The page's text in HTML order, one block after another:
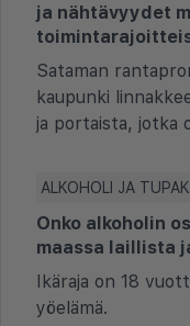
ja nähtävyydet
Sataman
kaupunki
ja portaista, jotka
ALKOHOLI JA
Onko alkoholin
maassa laillista
Ikäraja on 18
yöelämä.